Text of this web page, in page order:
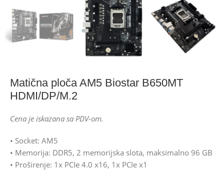
Matična ploča AM5 Biostar B650MT
HDMI/DP/M.2
Cena je iskazana sa PDV-om.
• Socket: AM5
• Memorija: DDR5, 2 memorijska slota, maksimalno 96 GB
• Proširenje: 1x PCIe 4.0 x16, 1x PCIe x1